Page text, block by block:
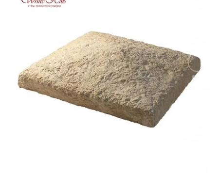
Декоративные элементы
Террасная доска
Ступени